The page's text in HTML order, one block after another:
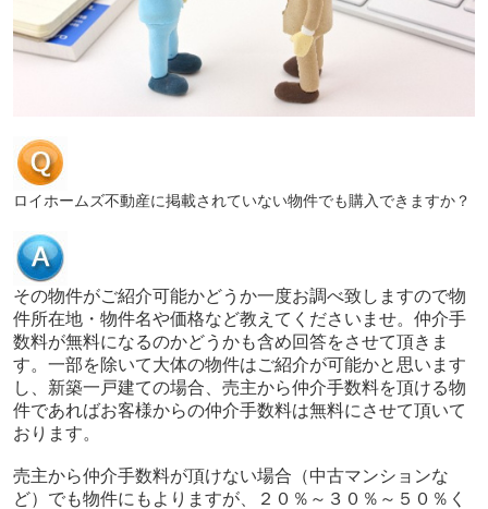
ロイホームズ不動産に掲載されていない物件でも購入できますか？
その物件がご紹介可能かどうか一度お調べ致しますので物
件所在地・物件名や価格など教えてくださいませ。仲介手
数料が無料になるのかどうかも含め回答をさせて頂きま
す。一部を除いて大体の物件はご紹介が可能かと思います
し、新築一戸建ての場合、売主から仲介手数料を頂ける物
件であればお客様からの仲介手数料は無料にさせて頂いて
おります。
売主から仲介手数料が頂けない場合（中古マンションな
ど）でも物件にもよりますが、２０％～３０％～５０％く